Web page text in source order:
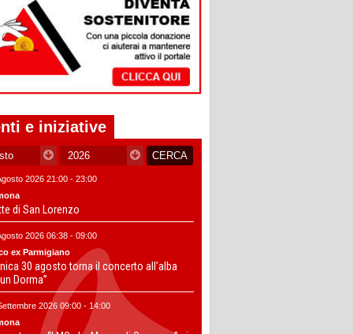
e iniziative
2026 21:00 - 23:00
di San Lorenzo
2026 06:38 - 09:00
ex Parmigiano
30 agosto torna il concerto all’alba
Dorma”
2026 09:00 - 14:00